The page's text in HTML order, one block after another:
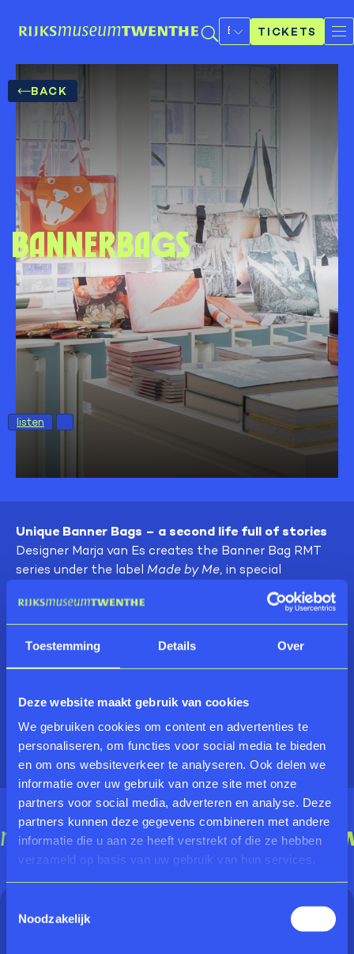
Toestemming Details Over
Deze website maakt gebruik van cookies
We gebruiken cookies om content en advertenties te
personaliseren, om functies voor social media te bieden
en om ons websiteverkeer te analyseren. Ook delen we
informatie over uw gebruik van onze site met onze
partners voor social media, adverteren en analyse. Deze
partners kunnen deze gegevens combineren met andere
informatie die u aan ze heeft verstrekt of die ze hebben
verzameld op basis van uw gebruik van hun services.
Noodzakelijk
Select
languageTICKETS
BACK
Bannerbags
listen
Unique Banner Bags – a second life full of stories
Designer Marja van Es creates the Banner Bag RMT
series under the label Made by Me, in special
collaboration with Rijksmuseum Twenthe and De
Museumfabriek. These bags give used exhibition
banners a new life, preserving memories of
remarkable exhibitions in a tangible way.
print is ever the same. The collection is intentionally
limited, as only original banners from our museums
are used. A sustainable design – and a piece of
museum history to take with you.
VISITOR INFORMATION